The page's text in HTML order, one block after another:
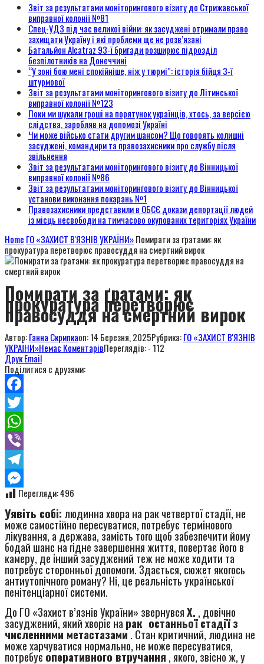
Звіт за результатами моніторингового візиту до Стрижавської
виправної колонії №81
Спец-УДЗ під час великої війни: як засуджені отримали право
захищати Україну і які проблеми ще не розв’язані
Батальйон Alcatraz 93-ї бригади розширює підрозділ
безпілотників на Донеччині
“У зоні бою мені спокійніше, ніж у тюрмі”: історія бійця 3-ї
штурмової
Звіт за результатами моніторингового візиту до Літинської
виправної колонії №123
Поки ми шукали гроші на порятунок українців, хтось, за версією
слідства, заробляв на допомозі Україні
Чи може військо стати другим шансом? Що говорять колишні
засуджені, командири та правозахисники про службу після
звільнення
Звіт за результатами моніторингового візиту до Вінницької
виправної колонії №86
Звіт за результатами моніторингового візиту до Вінницької
установи виконання покарань №1
Правозахисники представили в ОБСЄ докази депортації людей
із місць несвободи на тимчасово окупованих територіях України
Home ГО «ЗАХИСТ В'ЯЗНІВ УКРАЇНИ»Помирати за ґратами: як
прокуратура перетворює правосуддя на смертний вирок
Помирати за ґратами: як
прокуратура перетворює
правосуддя на смертний вирок
Автор:Ганна Скрипкаon:14 Березня, 2025Рубрика:ГО «ЗАХИСТ В'ЯЗНІВ
УКРАЇНИ»Немає КоментарівПереглядів: - 112
ДрукEmail
Поділитися с друзями:
Facebook
Twitter
WhatsApp
Viber
Telegram
Messenger
Перегляди:496
Уявіть собі: людинна хвора на рак четвертої стадії, не
може самостійно пересуватися, потребує термінового
лікування, а держава, замість того щоб забезпечити йому
бодай шанс на гідне завершення життя, повертає його в
камеру, де інший засуджений теж не може ходити та
потребує сторонньої допомоги. Здається, сюжет якогось
антиутопічного роману? Ні, це реальність української
пенітенціарної системи.
До ГО «Захист в’язнів України» звернувсяХ. , довічно
засуджений, який хворіє на рак останньої стадії з
численними метастазами. Стан критичний, людина не
може харчуватися нормально, не може пересуватися,
потребує оперативного втручання , якого, звiсно ж, у